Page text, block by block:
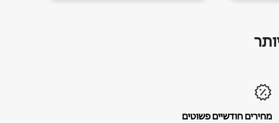
מחירים חודשיים פשוטים